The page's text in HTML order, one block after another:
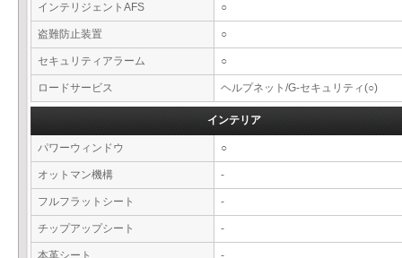
インテリジェントAFS ○
盗難防止装置 ○
セキュリティアラーム ○
ロードサービス ヘルプネット/G-セキュリティ(○)
インテリア
パワーウィンドウ ○
オットマン機構 -
フルフラットシート -
チップアップシート -
本革シート -